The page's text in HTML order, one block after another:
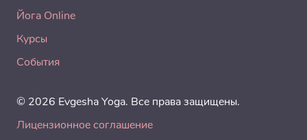
Йога Online
Курсы
События
© 2026 Evgesha Yoga. Все права защищены.
Лицензионное соглашение